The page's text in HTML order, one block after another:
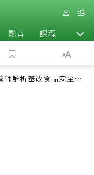
影音 課程 退休
師解析基改食品安全性